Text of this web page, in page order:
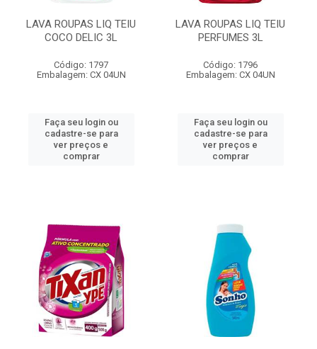
LAVA ROUPAS LIQ TEIU
COCO DELIC 3L
Código: 1797
Embalagem: CX 04UN
Faça seu login ou
cadastre-se para
ver preços e
comprar
LAVA ROUPAS LIQ TEIU
PERFUMES 3L
Código: 1796
Embalagem: CX 04UN
Faça seu login ou
cadastre-se para
ver preços e
comprar